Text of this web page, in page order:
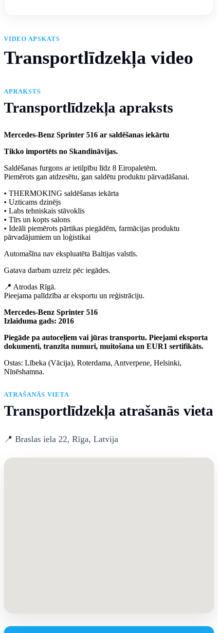
VIDEO APSKATS
Transportlīdzekļa video
APRAKSTS
Transportlīdzekļa apraksts
Mercedes-Benz Sprinter 516 ar saldēšanas iekārtu
Tikko importēts no Skandināvijas.
Saldēšanas furgons ar ietilpību līdz 8 Eiropaletēm.
Piemērots gan atdzesētu, gan saldētu produktu pārvadāšanai.
• THERMOKING saldēšanas iekārta
• Uzticams dzinējs
• Labs tehniskais stāvoklis
• Tīrs un kopts salons
• Ideāli piemērots pārtikas piegādēm, farmācijas produktu
pārvadājumiem un loģistikai
Automašīna nav ekspluatēta Baltijas valstīs.
Gatava darbam uzreiz pēc iegādes.
📍 Atrodas Rīgā.
Pieejama palīdzība ar eksportu un reģistrāciju.
Mercedes-Benz Sprinter 516
Izlaiduma gads: 2016
Piegāde pa autoceļiem vai jūras transportu. Pieejami eksporta
dokumenti, tranzīta numuri, muitošana un EUR1 sertifikāts.
Ostas: Lībeka (Vācija), Roterdama, Antverpene, Helsinki,
Nīnēshamna.
ATRAŠANĀS VIETA
Transportlīdzekļa atrašanās vieta
📍 Braslas iela 22, Rīga, Latvija